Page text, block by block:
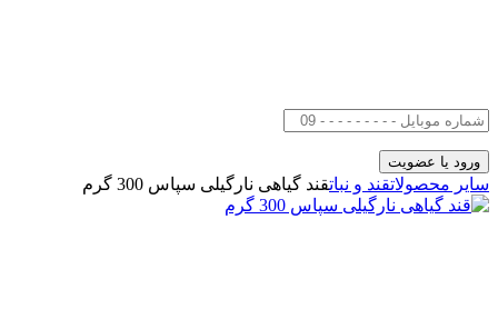
سایر محصولاتقند و نباتقند گیاهی نارگیلی سپاس 300 گرم